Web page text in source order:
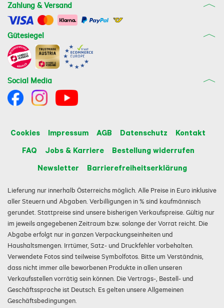
Zahlung & Versand
Gütesiegel
Social Media
Cookies Impressum AGB Datenschutz
Kontakt
FAQ
Jobs & Karriere
Bestellung widerrufen
Newsletter
Barrierefreiheitserklärung
Lieferung nur innerhalb Österreichs möglich. Alle Preise in Euro inklusive
aller Steuern und Abgaben. Verbilligungen in % sind kaufmännisch
gerundet. Stattpreise sind unsere bisherigen Verkaufspreise. Gültig nur
im jeweils angegebenen Zeitraum bzw. solange der Vorrat reicht. Die
Abgabe erfolgt nur in ganzen Verpackungseinheiten und
Haushaltsmengen. Irrtümer, Satz- und Druckfehler vorbehalten.
Verwendete Fotos sind teilweise Symbolfotos. Bitte um Verständnis,
dass nicht immer alle beworbenen Produkte in allen unseren
Verkaufsstellen vorrätig sein können. Die Vertrags-, Bestell- und
Geschäftssprache ist Deutsch. Es gelten unsere Allgemeinen
Geschäftsbedingungen.